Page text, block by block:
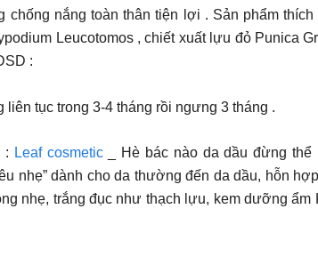
chống nắng toàn thân tiện lợi . Sản phẩm
Leucotomos , chiết xuất lựu đỏ Punica
:
tục trong 3-4 tháng rồi ngưng 3 tháng .
: Leaf cosmetic_ Hè bác nào da dầu đừng thể
“siêu nhẹ” dành cho da thường đến da dầu,
nhẹ, trắng đục như thạch lựu, kem dưỡng ẩm